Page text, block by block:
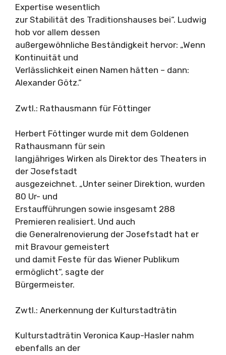
Expertise wesentlich
zur Stabilität des Traditionshauses bei“. Ludwig
hob vor allem dessen
außergewöhnliche Beständigkeit hervor: „Wenn
Kontinuität und
Verlässlichkeit einen Namen hätten – dann:
Alexander Götz.“
Zwtl.: Rathausmann für Föttinger
Herbert Föttinger wurde mit dem Goldenen
Rathausmann für sein
langjähriges Wirken als Direktor des Theaters in
der Josefstadt
ausgezeichnet. „Unter seiner Direktion, wurden
80 Ur- und
Erstaufführungen sowie insgesamt 288
Premieren realisiert. Und auch
die Generalrenovierung der Josefstadt hat er
mit Bravour gemeistert
und damit Feste für das Wiener Publikum
ermöglicht“, sagte der
Bürgermeister.
Zwtl.: Anerkennung der Kulturstadträtin
Kulturstadträtin Veronica Kaup-Hasler nahm
ebenfalls an der